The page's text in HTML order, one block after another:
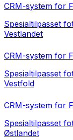
CRM-system for
Spesialtilpasset
Vestlandet
CRM-system for
Spesialtilpasset
Vestfold
CRM-system for
Spesialtilpasset
Østlandet